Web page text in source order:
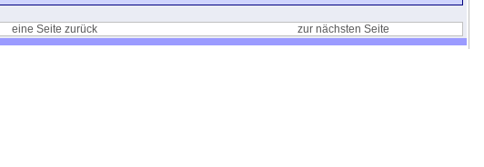
eine Seite zurück
zur nächsten Seite